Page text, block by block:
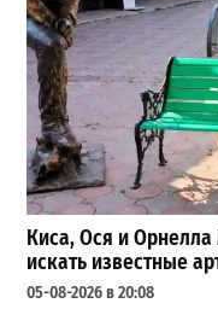
Киса, Ося и Орнелла
искать известные
05-08-2026 в 20:08